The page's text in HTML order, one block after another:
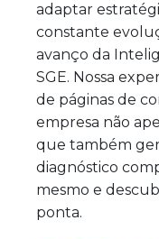
adaptar
constante
avanço da
SGE. Nossa
de páginas de
empresa não
que também
diagnóstico
mesmo e
ponta.